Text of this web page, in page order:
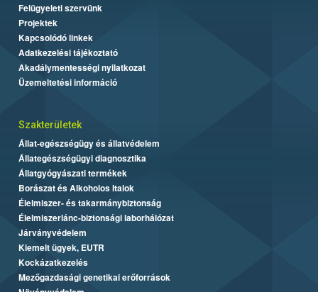
Felügyeleti szervünk
Projektek
Kapcsolódó linkek
Adatkezelési tájékoztató
Akadálymentességi nyilatkozat
Üzemeltetési információ
Szakterületek
Állat-egészségügy és állatvédelem
Állategészségügyi diagnosztika
Állatgyógyászati termékek
Borászat és Alkoholos Italok
Élelmiszer- és takarmánybiztonság
Élelmiszerlánc-biztonsági laborhálózat
Járványvédelem
Kiemelt ügyek, EUTR
Kockázatkezelés
Mezőgazdasági genetikai erőforrások